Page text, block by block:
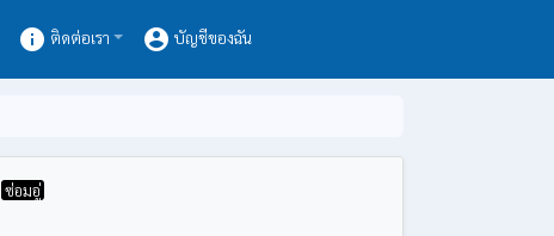
info ติดต่อเรา account_circle บัญชีของฉัน
ซ่อมอู่